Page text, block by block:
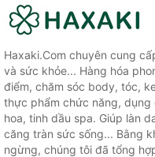
Haxaki.Com chuyên cung
và sức khỏe... Hàng hóa
điểm, chăm sóc body, tóc,
thực phẩm chức năng, dụng
hoa, tinh dầu spa. Giúp làn
căng tràn sức sống... Bằng
ngừng, chúng tôi đã tổng